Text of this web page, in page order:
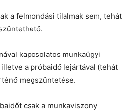
a felmondási tilalmak sem, tehát
kapcsolatos munkaügyi
a próbaidő lejártával (tehát
megszüntetése.
csak a munkaviszony